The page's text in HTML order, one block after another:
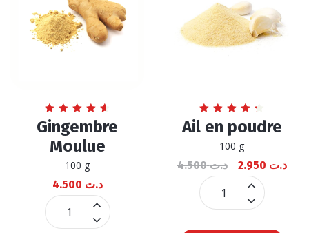
4.67
sur 5
Gingembre
Moulue
100 g
د.ت
Gingembre
Moulue
4.42
sur 5
Ail en poudre
100 g
د.ت4.500 د.ت
Ail
en